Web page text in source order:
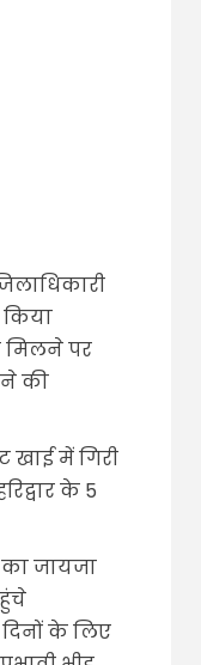
मिलने पर
की
खाई में गिरी
के 5
जायजा
के लिए